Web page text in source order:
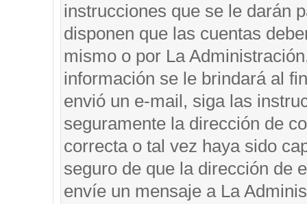
instrucciones que se le darán
disponen que las cuentas
mismo o por La
información se le brindará al
envió un e-mail, siga las
seguramente la dirección de
correcta o tal vez haya sido
seguro de que la dirección de
envíe un mensaje a La